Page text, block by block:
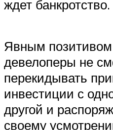
ждет банкротство.
Явным позитивом
девелоперы не
перекидывать
инвестиции с
другой и
своему